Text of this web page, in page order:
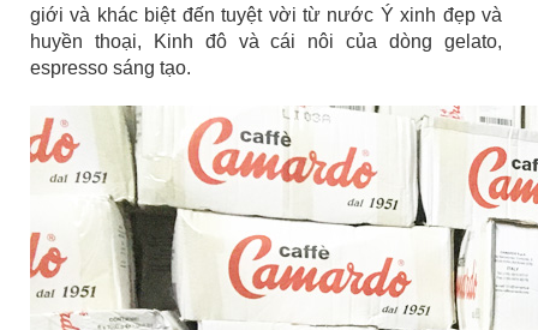
giới và khác biệt đến tuyệt vời từ nước Ý xinh đẹp và
huyền thoại, Kinh đô và cái nôi của dòng gelato,
espresso sáng tạo.